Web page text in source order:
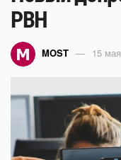
PBH
MOST 15